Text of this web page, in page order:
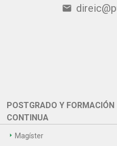
email
POSTGRADO Y FORMACIÓN
CONTINUA
Magíster